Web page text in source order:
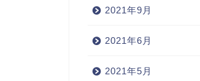
2021年9月
2021年6月
2021年5月